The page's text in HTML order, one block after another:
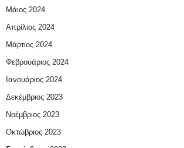
Μάιος 2024
Απρίλιος 2024
Μάρτιος 2024
Φεβρουάριος 2024
Ιανουάριος 2024
Δεκέμβριος 2023
Νοέμβριος 2023
Οκτώβριος 2023